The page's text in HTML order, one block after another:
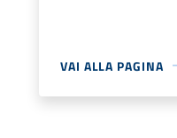
VAI ALLA PAGINA